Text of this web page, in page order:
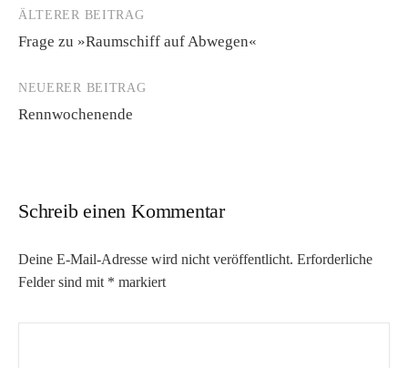
Beitrags-
Navigation
ÄLTERER BEITRAG
Frage zu »Raumschiff auf Abwegen«
NEUERER BEITRAG
Rennwochenende
Schreib einen Kommentar
Deine E-Mail-Adresse wird nicht veröffentlicht. Erforderliche
Felder sind mit * markiert